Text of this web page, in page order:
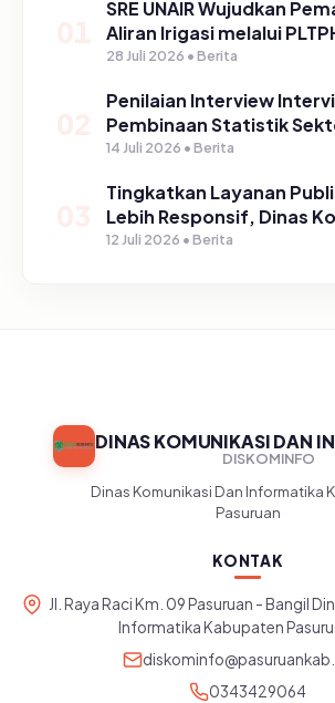
SRE UNAIR Wujudkan
Aliran Irigasi melalui
Program TIRTA PELITA di
28 Juli 2026 • Berita
Penilaian Interview
Pembinaan Statistik
Kabupaten Pasuruan
14 Juli 2026 • Berita
Tingkatkan Layanan
Lebih Responsif, Dinas
Gelar Sosialisasi SP4N
12 Juli 2026 • Berita
DINAS KOMUNIKASI DAN
DISKOMINFO
Dinas Komunikasi Dan Informatika
Pasuruan
KONTAK
Jl. Raya Raci Km. 09 Pasuruan - Bangil
Informatika Kabupaten
0343429064